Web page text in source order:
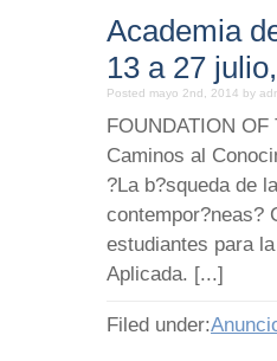
Academia
13 a 27
Posted mayo 2nd, 2014 by
FOUNDATION
Caminos al
?La b?squeda de
contempor?neas?
estudiantes para
Aplicada. [...]
Filed under: